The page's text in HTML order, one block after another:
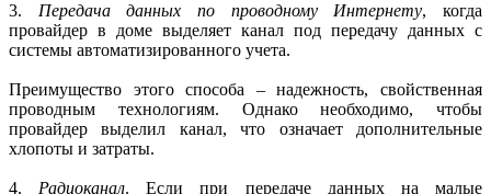
3. Передача данных по проводному Интернету, когда
провайдер в доме выделяет канал под передачу данных с
системы автоматизированного учета.
Преимущество этого способа – надежность, свойственная
проводным технологиям. Однако необходимо, чтобы
провайдер выделил канал, что означает дополнительные
хлопоты и затраты.
4. Радиоканал. Если при передаче данных на малые